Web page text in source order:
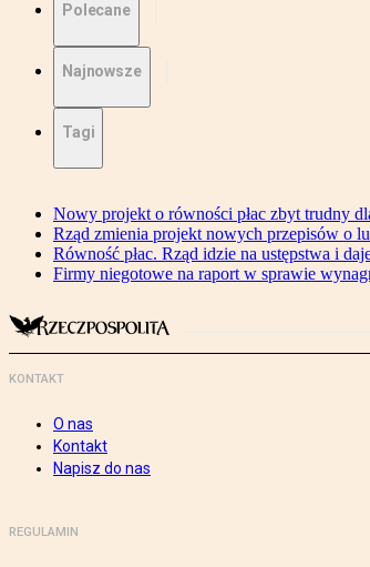
Polecane
Najnowsze
Tagi
Nowy projekt o równości płac zbyt trudny
Rząd zmienia projekt nowych przepisów o
Równość płac. Rząd idzie na ustępstwa i
Firmy niegotowe na raport w sprawie
KONTAKT
O nas
Kontakt
Napisz do nas
REGULAMIN